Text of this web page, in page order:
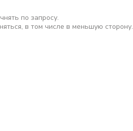
по запросу.
в том числе в меньшую сторону.